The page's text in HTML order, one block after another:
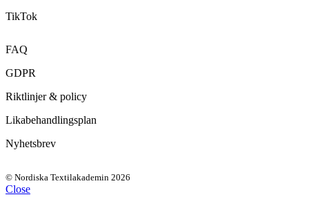
TikTok
FAQ
GDPR
Riktlinjer & policy
Likabehandlingsplan
Nyhetsbrev
© Nordiska Textilakademin 2026
Close